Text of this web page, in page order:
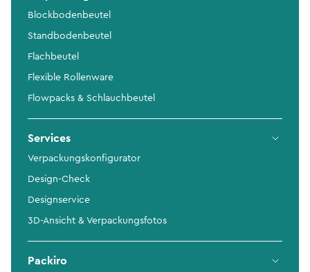
Blockbodenbeutel
Standbodenbeutel
Flachbeutel
Flexible Rollenware
Flowpacks & Schlauchbeutel
Services
Verpackungskonfigurator
Design-Check
Designservice
3D-Ansicht & Verpackungsfotos
Packiro